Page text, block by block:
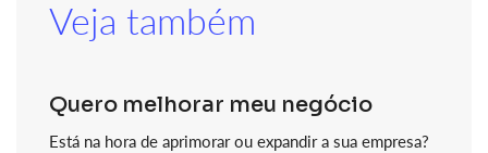
Veja também
Quero melhorar meu negócio
Está na hora de aprimorar ou expandir a sua empresa?